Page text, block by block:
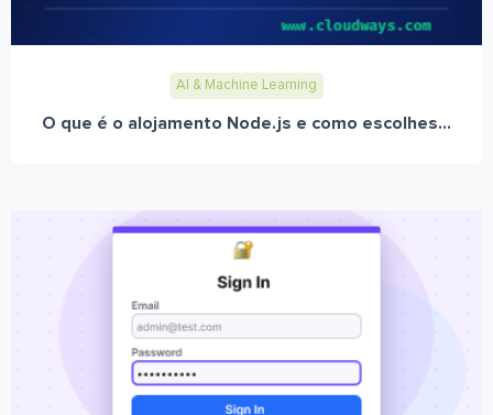
AI & Machine Learning
O que é o alojamento Node.js e como escolhes...